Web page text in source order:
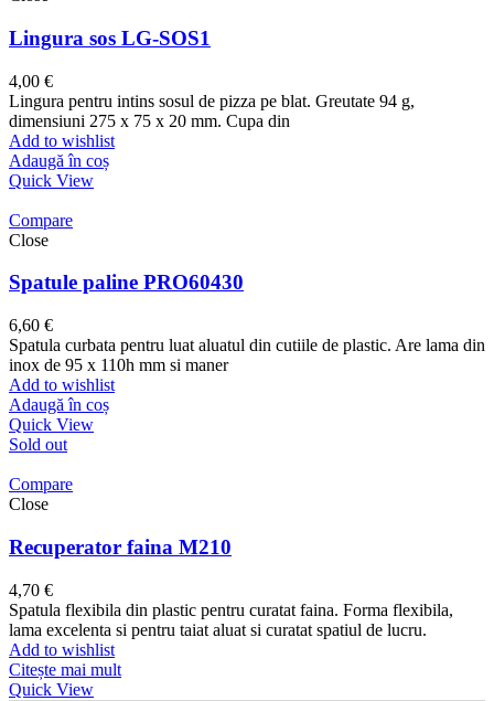
Lingura sos LG-SOS1
4,00 €
Lingura pentru intins sosul de pizza pe blat. Greutate 94 g,
dimensiuni 275 x 75 x 20 mm. Cupa din
Add to wishlist
Adaugă în coș
Quick View
Compare
Close
Spatule paline PRO60430
6,60 €
Spatula curbata pentru luat aluatul din cutiile de plastic. Are lama din
inox de 95 x 110h mm si maner
Add to wishlist
Adaugă în coș
Quick View
Sold out
Compare
Close
Recuperator faina M210
4,70 €
Spatula flexibila din plastic pentru curatat faina. Forma flexibila,
lama excelenta si pentru taiat aluat si curatat spatiul de lucru.
Add to wishlist
Citește mai mult
Quick View